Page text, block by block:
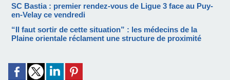
SC Bastia : premier rendez-vous de Ligue 3 face au Puy-
en-Velay ce vendredi
“Il faut sortir de cette situation” : les médecins de la
Plaine orientale réclament une structure de proximité